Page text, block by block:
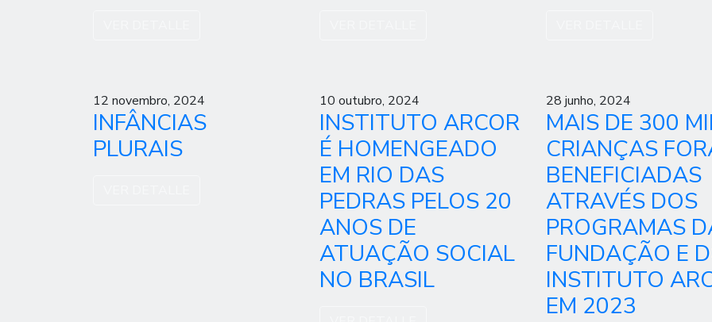
12 novembro, 2024
INFÂNCIAS
PLURAIS
10 outubro, 2024
INSTITUTO ARCOR
É HOMENGEADO
EM RIO DAS
PEDRAS PELOS 20
ANOS DE
ATUAÇÃO SOCIAL
NO BRASIL
28 junho, 2024
MAIS DE 300
CRIANÇAS
BENEFICIADAS
ATRAVÉS DOS
PROGRAMAS
FUNDAÇÃO E
INSTITUTO
EM 2023